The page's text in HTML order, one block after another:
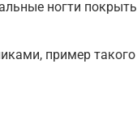
ногти покрыть
пример такого